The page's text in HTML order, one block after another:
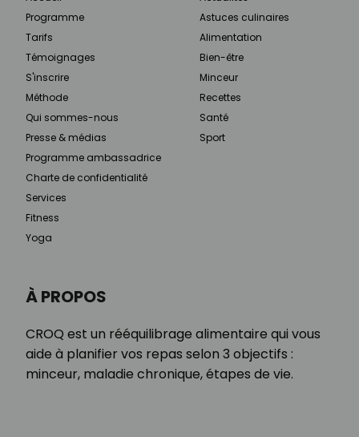
À PROPOS
CROQ est un rééquilibrage alimentaire qui vous
aide à planifier vos repas selon 3 objectifs :
minceur, maladie chronique, étapes de vie.
Programme
Tarifs
Témoignages
S'inscrire
Méthode
Qui sommes-nous
Presse & médias
Programme ambassadrice
Charte de confidentialité
Services
Fitness
Yoga
Astuces culinaires
Alimentation
Bien-être
Minceur
Recettes
Santé
Sport